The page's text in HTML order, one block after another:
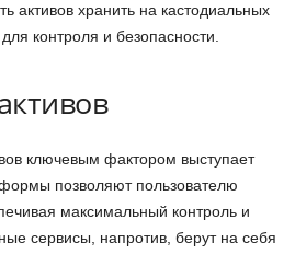
активов хранить на кастодиальных
контроля и безопасности.
ключевым фактором выступает
позволяют пользователю
максимальный контроль и
сервисы, напротив, берут на себя